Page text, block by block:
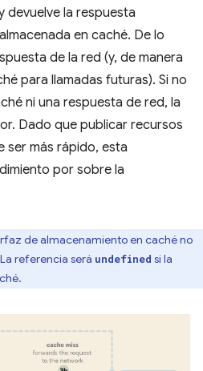
devuelve la respuesta
en caché. De lo
de la red (y, de manera
para llamadas futuras). Si no
ni una respuesta de red, la
Dado que publicar recursos
ser más rápido, esta
por sobre la
de almacenamiento en caché no
referencia será undefined si la